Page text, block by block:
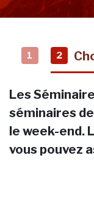
1 2
Les
séminaires
le week-end.
vous pouvez